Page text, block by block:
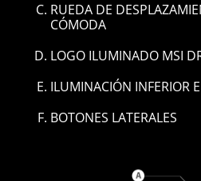
RUEDA DE
CÓMODA
LOGO ILUMINADO MSI
ILUMINACIÓN INFERIOR
BOTONES LATERALES